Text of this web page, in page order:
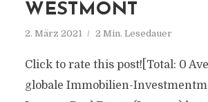
WESTMONT
2. März 2021 2 Min. Lesedauer
Click to rate this post![Total: 0
globale Immobilien-